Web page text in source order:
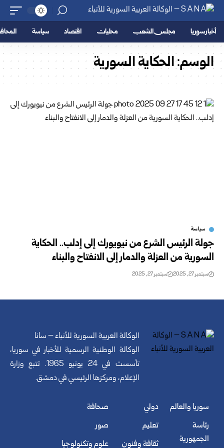
أخبار سوريا مجلس الشعب محليات اقتصاد سياسة
الوسم:الحكاية السورية
سياسة
جولة الرئيس الشرع من نيويورك إلى إدلب.. الحكاية
السورية من العزلة والدمار إلى الانفتاح والبناء
سبتمبر 27, 2025 سبتمبر 27, 2025
الوكالة العربية السورية للأنباء – سانا
الوكالة الوطنية الرسمية للأخبار في سوريا،
تأسست في 24 يونيو 1965. تتبع وزارة
الإعلام، ومركزها الرئيسي في دمشق.
سوريا والعالم
رئاسة
الجمهورية
دولي
تعليم
ثقافة وفنون
صحافة
صور
علوم وتكنولوجيا